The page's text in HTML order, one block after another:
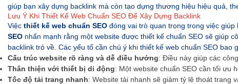
giúp bạn xây dựng backlink mà còn tạo dựng thương hiệu hiệu quả,
Lưu Ý Khi Thiết Kế Web Chuẩn SEO Để Xây Dựng Backlink
Việc thiết kế web chuẩn SEO đóng vai trò quan trọng trong việc giúp
SEO nhấn mạnh rằng một website được thiết kế chuẩn SEO sẽ giúp
backlink trỏ về. Các yếu tố cần chú ý khi thiết kế web chuẩn SEO bao
Cấu trúc website rõ ràng và dễ điều hướng: Điều này giúp các
Thân thiện với thiết bị di động: Một website chuẩn SEO cần tối ưu
Tốc độ tải trang nhanh: Website tải nhanh sẽ giảm tỷ lệ thoát trang